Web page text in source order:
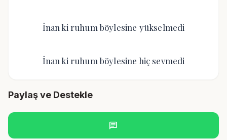
İnan ki ruhum böylesine yükselmedi
İnan ki ruhum böylesine hiç sevmedi
Paylaş ve Destekle
chat